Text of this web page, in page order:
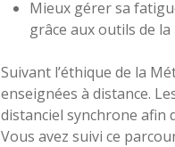
Mieux gérer sa
grâce aux outils de
Suivant l’éthique de la
enseignées à distance.
distanciel synchrone afin
Vous avez suivi ce